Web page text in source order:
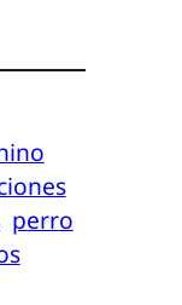
perro